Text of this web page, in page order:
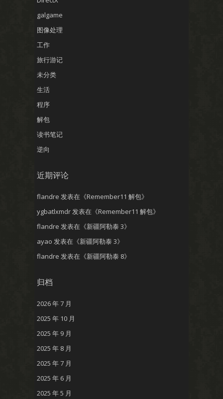
galgame
图像处理
工作
旅行游记
未分类
生活
程序
解包
读书笔记
逆向
近期评论
flandre 发表在《Remember11 解包》
ygbatlxmdr 发表在《Remember11 解包》
flandre 发表在《新疆阿勒泰 3》
ayao 发表在《新疆阿勒泰 3》
flandre 发表在《新疆阿勒泰 8》
归档
2026 年 7 月
2025 年 10 月
2025 年 9 月
2025 年 8 月
2025 年 7 月
2025 年 6 月
2025 年 5 月